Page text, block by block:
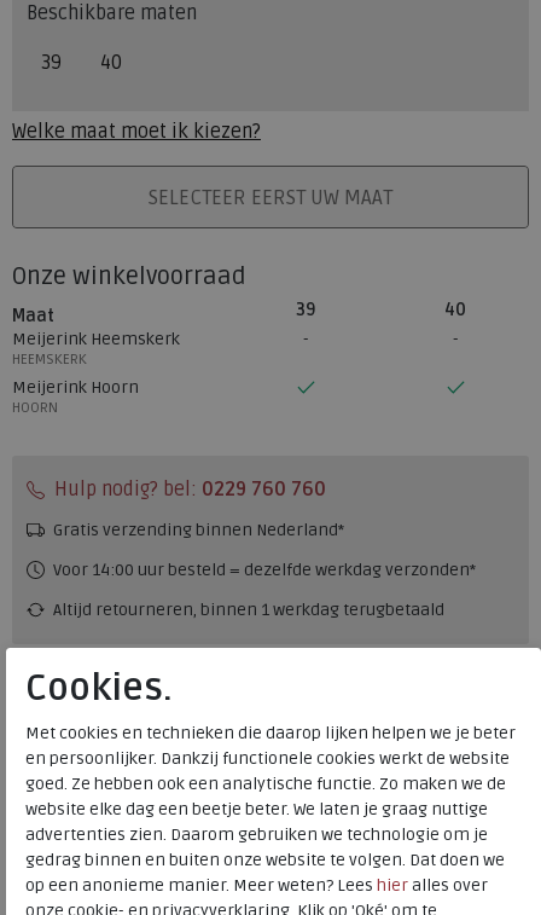
Beschikbare maten
39 40
Welke maat moet ik kiezen?
PLAATS IN WINKELMANDSELECTEER EERST UW MAAT
Onze winkelvoorraad
Maat 39
40
Meijerink Heemskerk
HEEMSKERK
Meijerink Hoorn
HOORN
Hulp nodig? bel: 0229 760 760
Gratis verzending binnen Nederland*
Voor 14:00 uur besteld = dezelfde werkdag verzonden*
Altijd retourneren, binnen 1 werkdag terugbetaald
Alternatieve kleuren
Merk
Fabrikantcode
0212781-500
Cookies.
Met cookies en technieken die daarop lijken helpen we je beter
en persoonlijker. Dankzij functionele cookies werkt de website
goed. Ze hebben ook een analytische functie. Zo maken we de
website elke dag een beetje beter. We laten je graag nuttige
advertenties zien. Daarom gebruiken we technologie om je
gedrag binnen en buiten onze website te volgen. Dat doen we
op een anonieme manier. Meer weten? Lees hieralles over
onze cookie- en privacyverklaring. Klik op 'Oké' om te